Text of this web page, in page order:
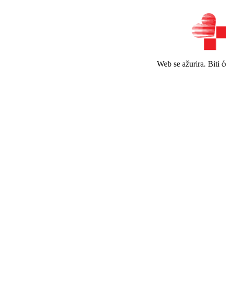
Web se ažurira. Biti